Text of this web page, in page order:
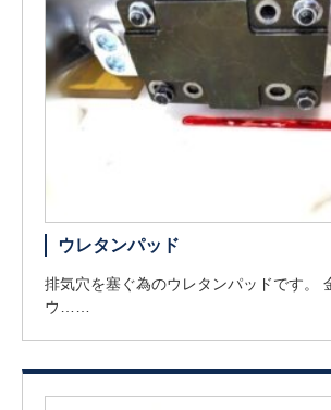
ウレタンパッド
排気穴を塞ぐ為のウレタンパッドです。
ウ……